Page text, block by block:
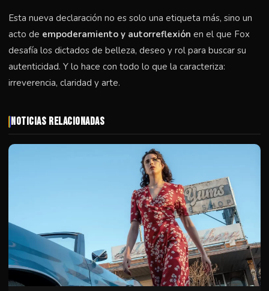
Esta nueva declaración no es solo una etiqueta más, sino un
acto de empoderamiento y autorreflexión en el que Fox
desafía los dictados de belleza, deseo y rol para buscar su
autenticidad. Y lo hace con todo lo que la caracteriza:
irreverencia, claridad y arte.
Noticias Relacionadas